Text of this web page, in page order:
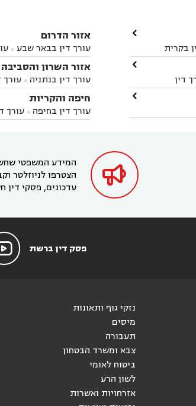
בקרית
עורך דין
עורך

דין
בגיזו


אזור הדרום
עורך דין בבאר שבע 
באשקלון
עורך דין
עורך דין בניר הבנים
זיקים
עורך דין
אזור השרון והסביבה
עורך דין בנתניה  עורך
עורך דין בחדרה
השרון
עורך דין באבן
עורך דין בחריש עורך
חיפה והקריות
עורך דין בחיפה  עורך
בקרית מוצקין
עורך

המידע המשפטי
הצטרפו לניוזלטר
עדכונים, פסקי דין
פסק דין ברשת
נזקי גוף ותאונות
מיסים
תעבורה
צבא ומשרד הבטחון
ביטוח לאומי
לשון הרע
אזרחויות ואשרות